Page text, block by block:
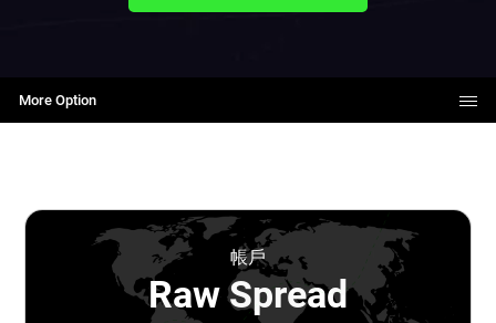
More Option
帳戶
Raw Spread